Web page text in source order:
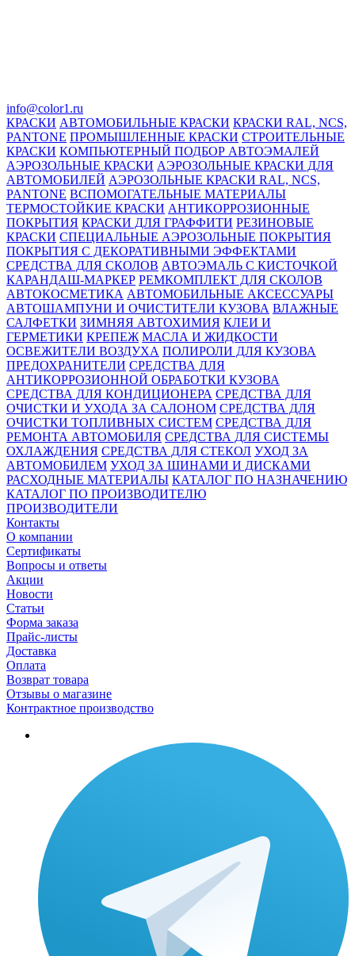
info@color1.ru
КРАСКИ АВТОМОБИЛЬНЫЕ КРАСКИ КРАСКИ RAL, NCS,
PANTONE ПРОМЫШЛЕННЫЕ КРАСКИ СТРОИТЕЛЬНЫЕ
КРАСКИ КОМПЬЮТЕРНЫЙ ПОДБОР АВТОЭМАЛЕЙ
АЭРОЗОЛЬНЫЕ КРАСКИ АЭРОЗОЛЬНЫЕ КРАСКИ ДЛЯ
АВТОМОБИЛЕЙ АЭРОЗОЛЬНЫЕ КРАСКИ RAL, NCS,
PANTONE ВСПОМОГАТЕЛЬНЫЕ МАТЕРИАЛЫ
ТЕРМОСТОЙКИЕ КРАСКИ АНТИКОРРОЗИОННЫЕ
ПОКРЫТИЯ КРАСКИ ДЛЯ ГРАФФИТИ РЕЗИНОВЫЕ
КРАСКИ СПЕЦИАЛЬНЫЕ АЭРОЗОЛЬНЫЕ ПОКРЫТИЯ
ПОКРЫТИЯ С ДЕКОРАТИВНЫМИ ЭФФЕКТАМИ
СРЕДСТВА ДЛЯ СКОЛОВ АВТОЭМАЛЬ С КИСТОЧКОЙ
КАРАНДАШ-МАРКЕР РЕМКОМПЛЕКТ ДЛЯ СКОЛОВ
АВТОКОСМЕТИКА АВТОМОБИЛЬНЫЕ АКСЕССУАРЫ
АВТОШАМПУНИ И ОЧИСТИТЕЛИ КУЗОВА ВЛАЖНЫЕ
САЛФЕТКИ ЗИМНЯЯ АВТОХИМИЯ КЛЕИ И
ГЕРМЕТИКИ КРЕПЕЖ МАСЛА И ЖИДКОСТИ
ОСВЕЖИТЕЛИ ВОЗДУХА ПОЛИРОЛИ ДЛЯ КУЗОВА
ПРЕДОХРАНИТЕЛИ СРЕДСТВА ДЛЯ
АНТИКОРРОЗИОННОЙ ОБРАБОТКИ КУЗОВА
СРЕДСТВА ДЛЯ КОНДИЦИОНЕРА СРЕДСТВА ДЛЯ
ОЧИСТКИ И УХОДА ЗА САЛОНОМ СРЕДСТВА ДЛЯ
ОЧИСТКИ ТОПЛИВНЫХ СИСТЕМ СРЕДСТВА ДЛЯ
РЕМОНТА АВТОМОБИЛЯ СРЕДСТВА ДЛЯ СИСТЕМЫ
ОХЛАЖДЕНИЯ СРЕДСТВА ДЛЯ СТЕКОЛ УХОД ЗА
АВТОМОБИЛЕМ УХОД ЗА ШИНАМИ И ДИСКАМИ
РАСХОДНЫЕ МАТЕРИАЛЫ КАТАЛОГ ПО НАЗНАЧЕНИЮ
КАТАЛОГ ПО ПРОИЗВОДИТЕЛЮ
ПРОИЗВОДИТЕЛИ
Контакты
О компании
Сертификаты
Вопросы и ответы
Акции
Новости
Статьи
Форма заказа
Прайс-листы
Доставка
Оплата
Возврат товара
Отзывы о магазине
Контрактное производство